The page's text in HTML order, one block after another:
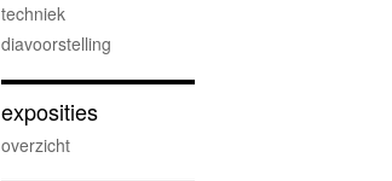
techniek
diavoorstelling
exposities
overzicht